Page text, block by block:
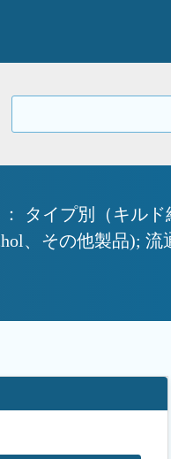
タイプ別（キルド
、その他製品); 流